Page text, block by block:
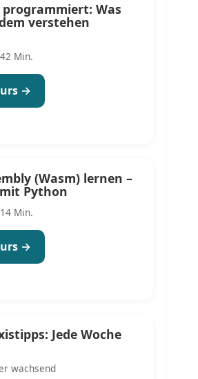
programmiert: Was
verstehen
Min.
→
(Wasm) lernen –
Python
Min.
→
Jede Woche
wachsend